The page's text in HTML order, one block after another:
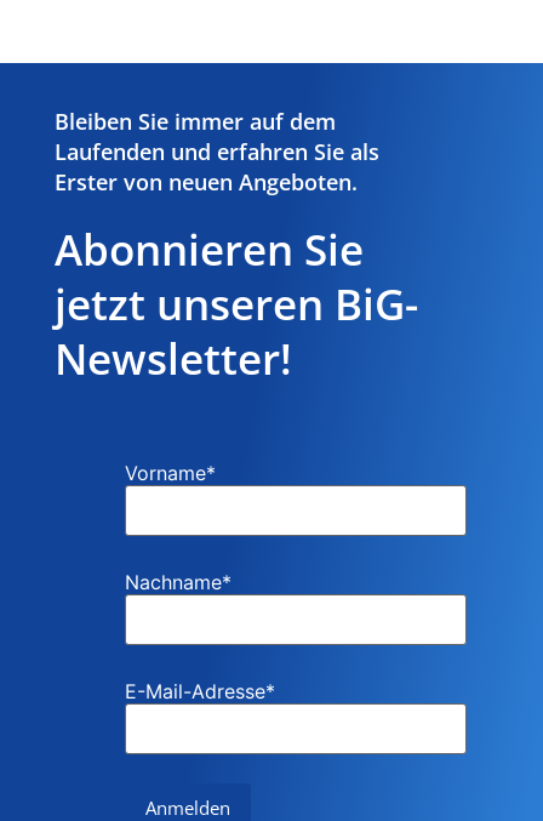
Bleiben Sie immer auf dem
Laufenden und erfahren Sie als
Erster von neuen Angeboten.
Abonnieren Sie
jetzt unseren BiG-
Newsletter!
Vorname*
Nachname*
E-Mail-Adresse*